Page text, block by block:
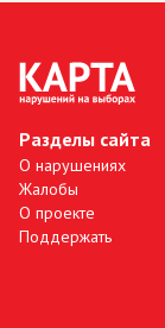
Разделы сайта
О нарушениях
Жалобы
О проекте
Поддержать